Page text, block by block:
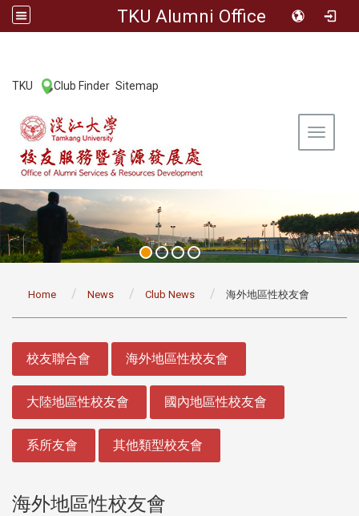
TKU Alumni Office
TKU Club Finder Sitemap
Toggle
Home News Club News 海外地區性校友會
校友聯合會 海外地區性校友會
大陸地區性校友會 國內地區性校友會
系所友會 其他類型校友會
海外地區性校友會